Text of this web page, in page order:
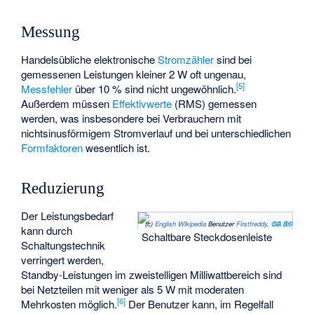
Messung
Handelsübliche elektronischeStromzählersind bei
gemessenen Leistungen kleiner 2 W oft ungenau,
Messfehler über 10 % sind nicht ungewöhnlich.[5]
Außerdem müssen Effektivwerte (RMS) gemessen
werden, was insbesondere bei Verbrauchern mit
nichtsinusförmigem Stromverlauf und bei unterschiedlichen
Formfaktorenwesentlich ist.
Reduzierung
(c) ​ English WikipediaBenutzerFirstfreddy, CC BY-SA 3.0
Schaltbare Steckdosenleiste
Der Leistungsbedarf
kann durch
Schaltungstechnik
verringert werden,
Standby-Leistungen im zweistelligen Milliwattbereich sind
bei Netzteilen mit weniger als 5 W mit moderaten
Mehrkosten möglich.[6] Der Benutzer kann, im Regelfall